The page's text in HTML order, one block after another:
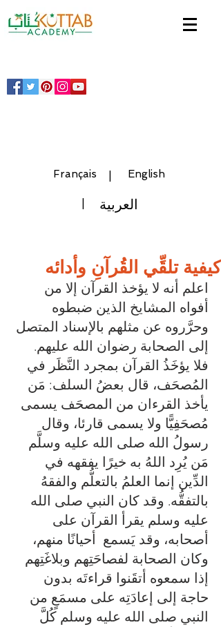
Français English
العربية
كيفية تلقِّي القُرآنِ وأدائه
اعلم أنه لا يؤخذ القرآن إلا من
أفواه المشايخ الذين ضبطوه
وحرَّروه عن مثلهم بالإسناد المتصل
إلى الصحابة رضوان الله عليهم.
فلا يؤخَذُ القرآن بمجرد النَّظَر في
المُصحَف، قال بعضُ السلف: مَن
يأخذ القرءان من المصحَف يسمى
مُصحَفِيًّا ولا يسمى قارئا، وقال
رسولُ الله صلى الله عليه وسلَّم
مَن يُرِد اللهُ به خيرًا يفقهه في
الدِّين إنما العلمُ بالتعلُّم والفقهُ
بالتفقُّه. وقد كان النبي صلى الله
عليه وسلم يقرأ القرآن على
أصحابه، وقد يَسمع  أحيانًا منهم،
وكان الصحابة لفصاحَتِهم وبلاغَتِهم
إذا سمعوه أتقَنوا قراءتَه بدون
حاجة إلى إعادَتِه على مسمَعٍ من
النبي صلى الله عليه وسلم كُلَّ